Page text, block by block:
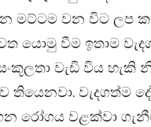
මට්ටම වන විට ලප
යොමු වීම ඉතාම
වැඩි විය හැකි
වැදගත්ම
රෝගය වළක්වා